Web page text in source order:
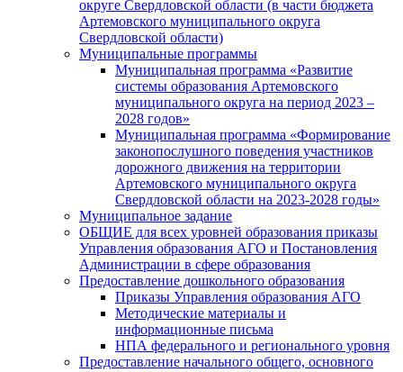
округе Свердловской области (в части бюджета
Артемовского муниципального округа
Свердловской области)
Муниципальные программы
Муниципальная программа «Развитие
системы образования Артемовского
муниципального округа на период 2023 –
2028 годов»
Муниципальная программа «Формирование
законопослушного поведения участников
дорожного движения на территории
Артемовского муниципального округа
Свердловской области на 2023-2028 годы»
Муниципальное задание
ОБЩИЕ для всех уровней образования приказы
Управления образования АГО и Постановления
Администрации в сфере образования
Предоставление дошкольного образования
Приказы Управления образования АГО
Методические материалы и
информационные письма
НПА федерального и регионального уровня
Предоставление начального общего, основного